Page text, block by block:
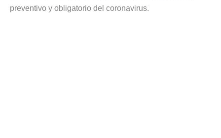
preventivo y obligatorio del coronavirus.